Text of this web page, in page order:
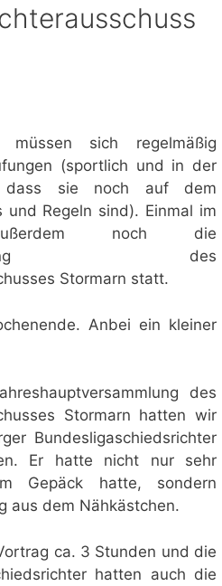
müssen sich regelmäßig
(sportlich und in der
dass sie noch auf dem
und Regeln sind). Einmal im
noch die
des
Stormarn statt.
Anbei ein kleiner
des
Stormarn hatten wir
Bundesligaschiedsrichter
Er hatte nicht nur sehr
Gepäck hatte, sondern
aus dem Nähkästchen.
ca. 3 Stunden und die
hatten auch die